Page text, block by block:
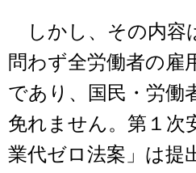
しかし、その内容
問わず全労働者の雇
であり、国民・労働
免れません。第１次
業代ゼロ法案」は提